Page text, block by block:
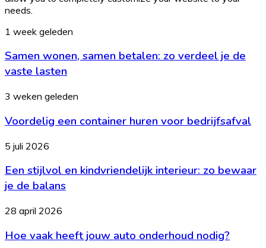
needs.
Samen
samen
betalen:
zo
je
vaste
1 week geleden
Samen wonen, samen betalen: zo verdeel je de
vaste lasten
Voordelig
container
voor
bedrijfsafval
3 weken geleden
Voordelig een container huren voor bedrijfsafval
Een
en
kindvriendelijk
interieur:
bewaar
de
5 juli 2026
Een stijlvol en kindvriendelijk interieur: zo bewaar
je de balans
Hoe
heeft
28 april 2026
Hoe vaak heeft jouw auto onderhoud nodig?